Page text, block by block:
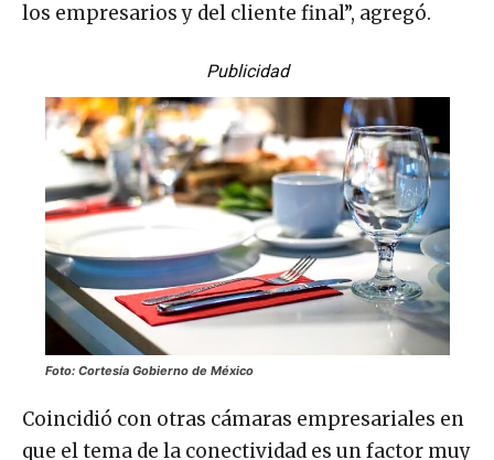
los empresarios y del cliente final”, agregó.
Publicidad
Foto: Cortesía Gobierno de México
Coincidió con otras cámaras empresariales en
que el tema de la conectividad es un factor muy